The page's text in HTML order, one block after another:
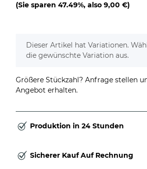
(Sie sparen 47.49%, also 9,00 €)
x
Dieser Artikel hat Variationen.
die gewünschte Variation aus.
Größere Stückzahl? Anfrage stellen
Angebot erhalten.
Produktion in 24 Stunden
Sicherer Kauf Auf Rechnung